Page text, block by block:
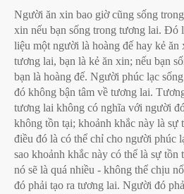
Người ăn xin bao giờ cũng sống
xin nếu bạn sống trong tương lai. Đó
liệu một người là hoàng đế hay kẻ ăn
tương lai, bạn là kẻ ăn xin; nếu bạn
bạn là hoàng đế. Người phúc lạc
đó không bận tâm về tương lai.
tương lai không có nghĩa với người
không tồn tại; khoảnh khắc này là sự
điều đó là có thể chỉ cho người phúc
sao khoảnh khắc này có thể là sự
nó sẽ là quá nhiều - không thể chịu
đó phải tạo ra tương lai. Người đó